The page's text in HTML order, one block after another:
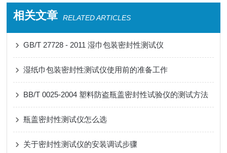
相关文章 RELATED ARTICLES
GB/T 27728 - 2011 湿巾包装密封性测试仪
湿纸巾包装密封性测试仪使用前的准备工作
BB/T 0025-2004 塑料防盗瓶盖密封性试验仪的测试方法
瓶盖密封性测试仪怎么选
关于密封性测试仪的安装调试步骤